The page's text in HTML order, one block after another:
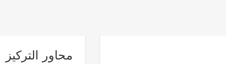
محاور التركيز